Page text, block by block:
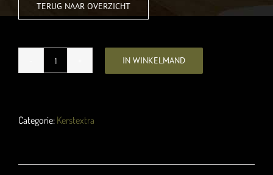
TERUG NAAR OVERZICHT
Internationaal
IN WINKELMAND
Categorie: Kerstextra